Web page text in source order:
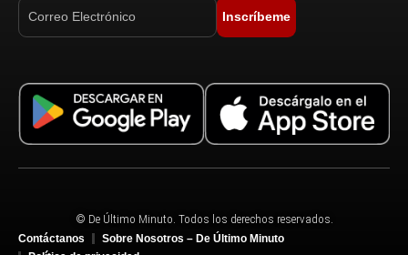
Inscríbeme
© De Último Minuto. Todos los derechos reservados.
Contáctanos
Sobre Nosotros – De Último Minuto